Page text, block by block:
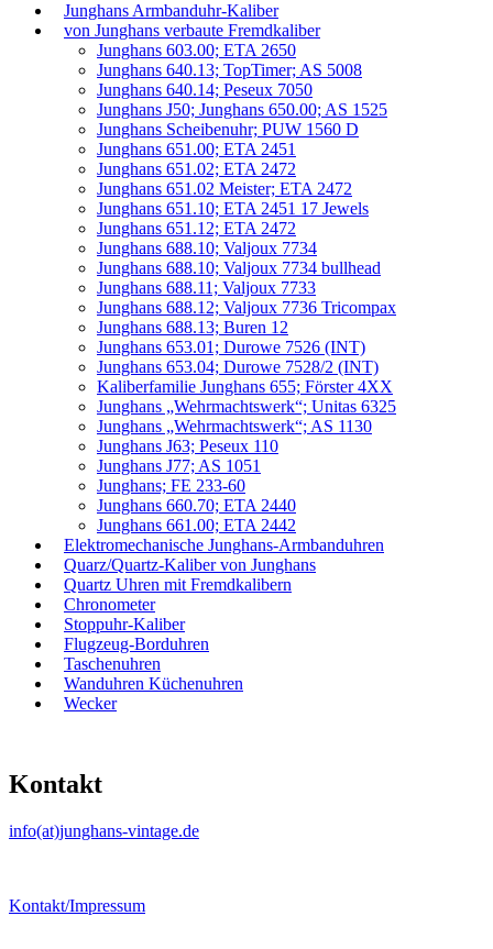
Junghans Armbanduhr-Kaliber
von Junghans verbaute Fremdkaliber
Junghans 603.00; ETA 2650
Junghans 640.13; TopTimer; AS 5008
Junghans 640.14; Peseux 7050
Junghans J50; Junghans 650.00; AS 1525
Junghans Scheibenuhr; PUW 1560 D
Junghans 651.00; ETA 2451
Junghans 651.02; ETA 2472
Junghans 651.02 Meister; ETA 2472
Junghans 651.10; ETA 2451 17 Jewels
Junghans 651.12; ETA 2472
Junghans 688.10; Valjoux 7734
Junghans 688.10; Valjoux 7734 bullhead
Junghans 688.11; Valjoux 7733
Junghans 688.12; Valjoux 7736 Tricompax
Junghans 688.13; Buren 12
Junghans 653.01; Durowe 7526 (INT)
Junghans 653.04; Durowe 7528/2 (INT)
Kaliberfamilie Junghans 655; Förster 4XX
Junghans „Wehrmachtswerk“; Unitas 6325
Junghans „Wehrmachtswerk“; AS 1130
Junghans J63; Peseux 110
Junghans J77; AS 1051
Junghans; FE 233-60
Junghans 660.70; ETA 2440
Junghans 661.00; ETA 2442
Elektromechanische Junghans-Armbanduhren
Quarz/Quartz-Kaliber von Junghans
Quartz Uhren mit Fremdkalibern
Chronometer
Stoppuhr-Kaliber
Flugzeug-Borduhren
Taschenuhren
Wanduhren Küchenuhren
Wecker
Kontakt
info(at)junghans-vintage.de
Kontakt/Impressum